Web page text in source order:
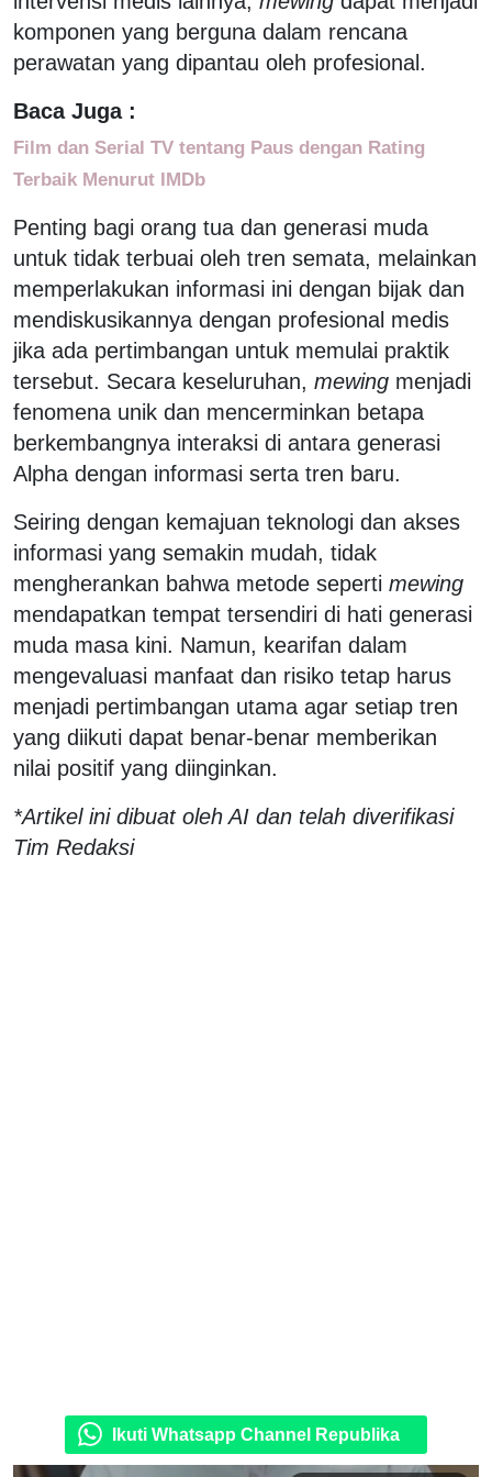
komponen yang berguna dalam rencana
perawatan yang dipantau oleh profesional.
Baca Juga :
Film dan Serial TV tentang Paus dengan Rating
Terbaik Menurut IMDb
Penting bagi orang tua dan generasi muda
untuk tidak terbuai oleh tren semata, melainkan
memperlakukan informasi ini dengan bijak dan
mendiskusikannya dengan profesional medis
jika ada pertimbangan untuk memulai praktik
tersebut. Secara keseluruhan, mewing menjadi
fenomena unik dan mencerminkan betapa
berkembangnya interaksi di antara generasi
Alpha dengan informasi serta tren baru.
Seiring dengan kemajuan teknologi dan akses
informasi yang semakin mudah, tidak
mengherankan bahwa metode seperti mewing
mendapatkan tempat tersendiri di hati generasi
muda masa kini. Namun, kearifan dalam
mengevaluasi manfaat dan risiko tetap harus
menjadi pertimbangan utama agar setiap tren
yang diikuti dapat benar-benar memberikan
nilai positif yang diinginkan.
*Artikel ini dibuat oleh AI dan telah diverifikasi
Tim Redaksi
Ikuti Whatsapp Channel Republika